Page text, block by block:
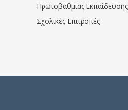
Πρωτοβάθμιας Εκπαίδευσης
Σχολικές Επιτροπές